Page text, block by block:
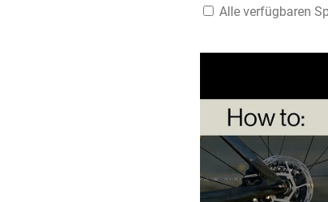
Alle verfügbaren